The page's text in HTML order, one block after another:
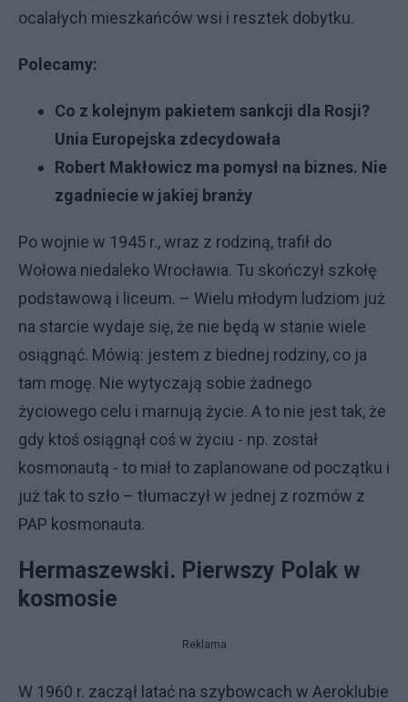
ocalałych mieszkańców wsi i resztek dobytku.
Polecamy:
Co z kolejnym pakietem sankcji dla Rosji?
Unia Europejska zdecydowała
Robert Makłowicz ma pomysł na biznes. Nie
zgadniecie w jakiej branży
Po wojnie w 1945 r., wraz z rodziną, trafił do
Wołowa niedaleko Wrocławia. Tu skończył szkołę
podstawową i liceum. – Wielu młodym ludziom już
na starcie wydaje się, że nie będą w stanie wiele
osiągnąć. Mówią: jestem z biednej rodziny, co ja
tam mogę. Nie wytyczają sobie żadnego
życiowego celu i marnują życie. A to nie jest tak, że
gdy ktoś osiągnął coś w życiu - np. został
kosmonautą - to miał to zaplanowane od początku i
już tak to szło – tłumaczył w jednej z rozmów z
PAP kosmonauta.
Hermaszewski. Pierwszy Polak w
kosmosie
Reklama
W 1960 r. zaczął latać na szybowcach w Aeroklubie